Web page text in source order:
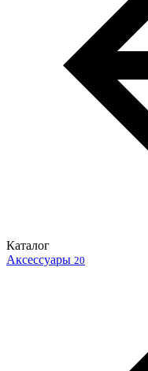
Каталог
Аксессуары 20